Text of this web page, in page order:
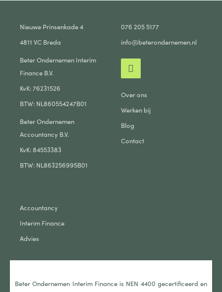
Nieuwe Prinsenkade 4
4811 VC Breda
Beter Ondernemen Interim
Finance B.V.
KvK: 76231526
BTW: NL860554247B01
Beter Ondernemen
Accountancy B.V.
KvK: 84553383
BTW: NL863256995B01
076 205 5177
info@beterondernemen.nl
Over ons
Werken bij
Blog
Contact
Accountancy
Interim Finance
Advies
Beter Ondernemen Interim Finance is NEN 4400 gecertificeerd en